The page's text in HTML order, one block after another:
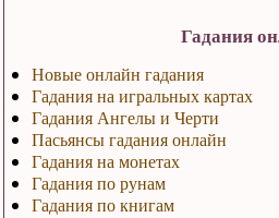
Гадания
Новые онлайн гадания
Гадания на игральных картах
Гадания Ангелы и Черти
Пасьянсы гадания онлайн
Гадания на монетах
Гадания по рунам
Гадания по книгам